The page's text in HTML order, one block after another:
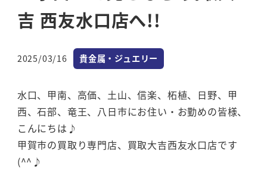
吉 西友水口店へ!!
投稿日
2025/03/16 カテゴリー
貴金属・ジュエリー
水口、甲南、高価、土山、信楽、柘植、日野、甲
西、石部、竜王、八日市にお住い・お勤めの皆様、
こんにちは♪
甲賀市の買取り専門店、買取大吉西友水口店です
(^^♪